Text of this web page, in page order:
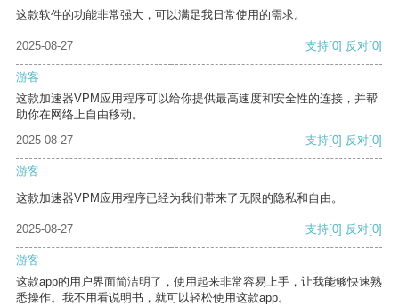
这款软件的功能非常强大，可以满足我日常使用的需求。
2025-08-27 支持[0] 反对[0]
游客
这款加速器VPM应用程序可以给你提供最高速度和安全性的连接，并帮
助你在网络上自由移动。
2025-08-27
支持[0] 反对[0]
游客
这款加速器VPM应用程序已经为我们带来了无限的隐私和自由。
2025-08-27 支持[0] 反对[0]
游客
这款app的用户界面简洁明了，使用起来非常容易上手，让我能够快速熟
悉操作。我不用看说明书，就可以轻松使用这款app。